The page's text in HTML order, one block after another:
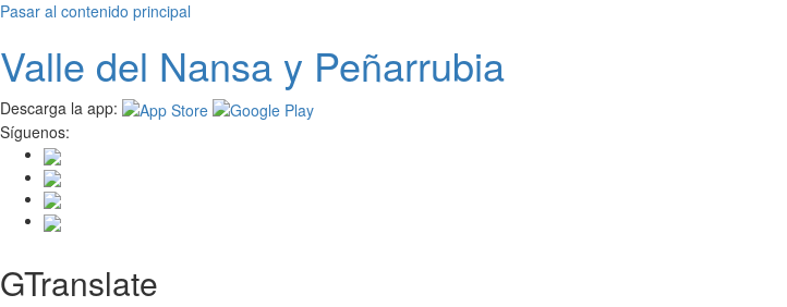
Pasar al contenido principal
Valle del Nansay Peñarrubia
Descarga la app:
Síguenos:
GTranslate